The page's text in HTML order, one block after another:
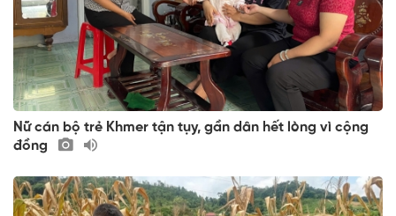
Nữ cán bộ trẻ Khmer tận tụy, gần dân hết lòng vì cộng
đồng